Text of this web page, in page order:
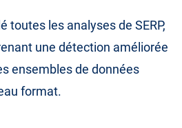
toutes les analyses de SERP,
une détection améliorée
ensembles de données
format.